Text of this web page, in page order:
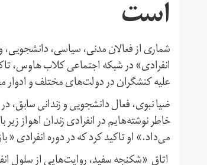
است
شماری از فعالان مدنی، سیاسی،
انفرادی» در شبکه اجتماعی کلاب هاوس،
علیه کنشگران در دولت‌های مختلف و
خاطر نوشته‌هایم در انفرادی زندان اهواز
می‌داد.» او تاکید کرد که در دوره انفرادی